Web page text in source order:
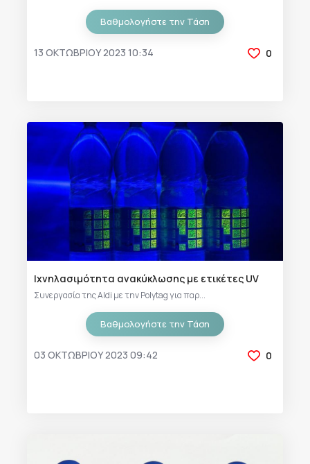
Βαθμολογήστε την Τάση
13 ΟΚΤΩΒΡΊΟΥ 2023 10:34 0
Ιχνηλασιμότητα ανακύκλωσης με ετικέτες UV
Συνεργασία της Aldi με την Polytag για παρ...
Βαθμολογήστε την Τάση
03 ΟΚΤΩΒΡΊΟΥ 2023 09:42 0